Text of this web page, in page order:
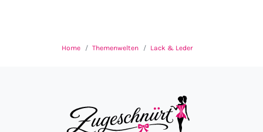
Home Themenwelten Lack & Leder